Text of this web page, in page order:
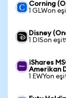
Corning
1 GLWon
Disney
1 DISon
iShares
Amerikan
1 EWYon